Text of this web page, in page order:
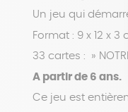
Un jeu qui
Format : 9 x 12 x 3
33 cartes : »
A partir de 6 ans.
Ce jeu est